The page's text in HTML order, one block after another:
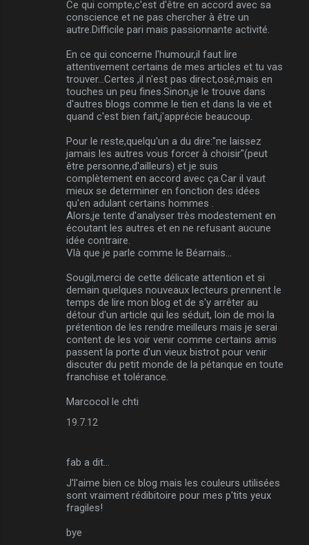
Ce qui compte,c'est d'être en accord avec sa
conscience et ne pas chercher à être un
autre.Difficile pari mais passionnante activité.
En ce qui concerne l'humour,il faut lire
attentivement certains de mes articles et tu vas
trouver...Certes ,il n'est pas direct,osé,mais en
touches un peu fines.Sinon,je le trouve dans
d'autres blogs comme le tien et dans la vie et
quand c'est bien fait,j'apprécie beaucoup.
Pour le reste,quelqu'un a du dire:"ne laissez
jamais les autres vous forcer à choisir"(peut
être personne,d'ailleurs) et je suis
complètement en accord avec ça.Car il vaut
mieux se determiner en fonction des idées
qu'en adulant certains hommes .
Alors,je tente d'analyser très modestement en
écoutant les autres et en ne refusant aucune
idée contraire.
Vlà que je parle comme le Béarnais...
Sougil,merci de cette délicate attention et si
demain quelques nouveaux lecteurs prennent le
temps de lire mon blog et de s'y arrêter au
détour d'un article qui les séduit, loin de moi la
prétention de les rendre meilleurs mais je serai
content de les voir venir comme certains amis
passent la porte d'un vieux bistrot pour venir
discuter du petit monde de la pétanque en toute
franchise et tolérance.
Marcocol le chti
19.7.12
fab a dit…
J'l'aime bien ce blog mais les couleurs utilisées
sont vraiment rédibitoire pour mes p'tits yeux
fragiles!
bye